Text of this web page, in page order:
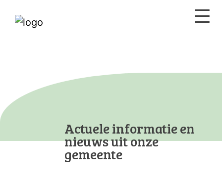
Actuele informatie en
nieuws uit onze
gemeente